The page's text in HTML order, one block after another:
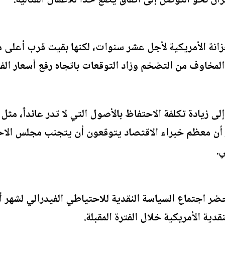
الأمريكية لأجل عشر سنوات، لكنها بقيت قرب
من التضخم وزاد التوقعات باتجاه رفع أسعار
زيادة تكلفة الاحتفاظ بالأصول التي لا تدر عائداً،
معظم خبراء الاقتصاد يتوقعون أن يتجنب مجلس
اجتماع السياسة النقدية للاحتياطي الفيدرالي
الأمريكية خلال الفترة المقبلة.